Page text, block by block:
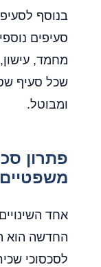
בנוסף
סעיפים
מחמד,
שכל סעיף
ומבוטל.
פתרון
משפטיים
אחד
החדשה הוא
לסכסוכי